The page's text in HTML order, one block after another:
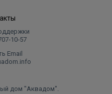
Email
дом "Аквадом".